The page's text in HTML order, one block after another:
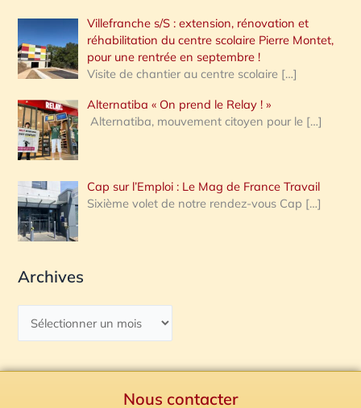
Villefranche s/S : extension, rénovation et
réhabilitation du centre scolaire Pierre Montet,
pour une rentrée en septembre !
Visite de chantier au centre scolaire […]
Alternatiba « On prend le Relay ! »
Alternatiba, mouvement citoyen pour le […]
Cap sur l’Emploi : Le Mag de France Travail
Sixième volet de notre rendez-vous Cap […]
Archives
Nous contacter